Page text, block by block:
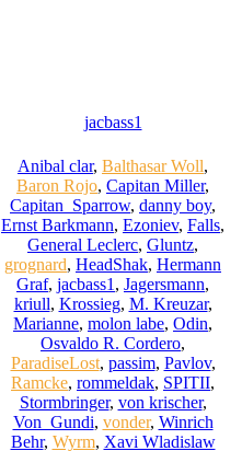
jacbass1
Anibal clar, Balthasar Woll,
Baron Rojo, Capitan Miller,
Capitan_Sparrow, danny boy,
Ernst Barkmann, Ezoniev, Falls,
General Leclerc, Gluntz,
grognard, HeadShak, Hermann
Graf, jacbass1 , Jagersmann,
kriull, Krossieg, M. Kreuzar,
Marianne, molon labe, Odin,
Osvaldo R. Cordero,
ParadiseLost, passim, Pavlov,
Ramcke, rommeldak, SPITII,
Stormbringer, von krischer,
Von_Gundi, vonder, Winrich
Behr, Wyrm, Xavi Wladislaw